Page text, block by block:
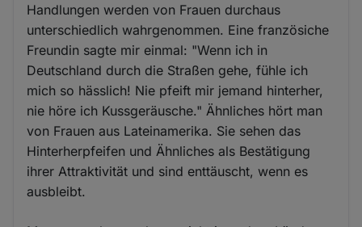
Handlungen werden von Frauen durchaus
unterschiedlich wahrgenommen. Eine französiche
Freundin sagte mir einmal: "Wenn ich in
Deutschland durch die Straßen gehe, fühle ich
mich so hässlich! Nie pfeift mir jemand hinterher,
nie höre ich Kussgeräusche." Ähnliches hört man
von Frauen aus Lateinamerika. Sie sehen das
Hinterherpfeifen und Ähnliches als Bestätigung
ihrer Attraktivität und sind enttäuscht, wenn es
ausbleibt.